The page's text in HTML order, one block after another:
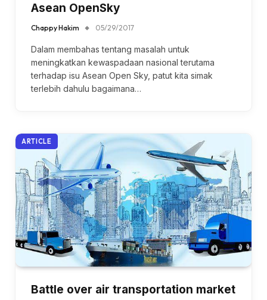
Asean OpenSky
Chappy Hakim 05/29/2017
Dalam membahas tentang masalah untuk
meningkatkan kewaspadaan nasional terutama
terhadap isu Asean Open Sky, patut kita simak
terlebih dahulu bagaimana…
ARTICLE
Battle over air transportation market